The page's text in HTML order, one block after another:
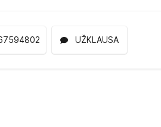
UŽKLAUSA